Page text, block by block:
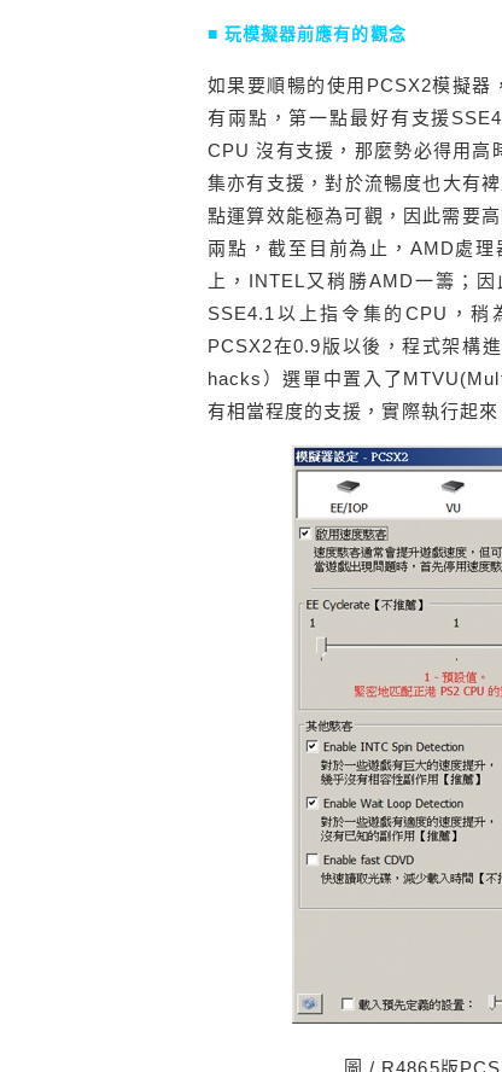
■ 玩模擬器前應有的觀念
如果要順暢的使用PCSX2模擬器
有兩點，第一點最好有支援
CPU 沒有支援，那麼勢必得用高
集亦有支援，對於流暢度也大有
點運算效能極為可觀，因此需要
兩點，截至目前為止，AMD處
上，INTEL又稍勝AMD一籌；
SSE4.1以上指令集的CPU，稍
PCSX2在0.9版以後，程式架構
hacks）選單中置入了
有相當程度的支援，實際執行起
圖 / R4865版